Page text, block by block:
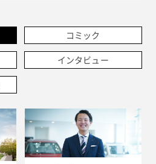
コミック
インタビュー